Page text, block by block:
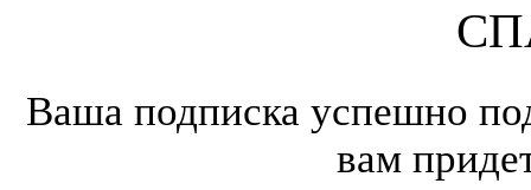
Ваша подписка успешно
вам